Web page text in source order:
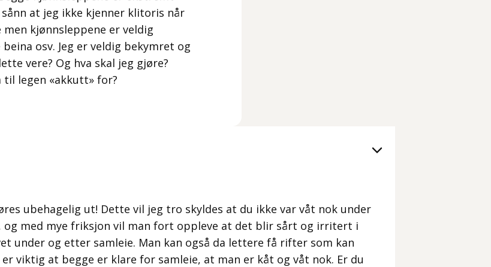
at jeg ikke kjenner klitoris når
kjønnsleppene er veldig
osv. Jeg er veldig bekymret og
vere? Og hva skal jeg gjøre?
til legen «akkutt» for?
ubehagelig ut! Dette vil jeg tro skyldes at du ikke var våt nok under
og med mye friksjon vil man fort oppleve at det blir sårt og irritert i
under og etter samleie. Man kan også da lettere få rifter som kan
er viktig at begge er klare for samleie, at man er kåt og våt nok. Er du